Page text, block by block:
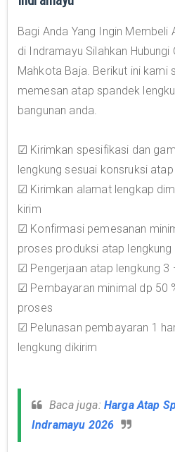
Bagi Anda Yang Ingin Membeli
di Indramayu Silahkan
Mahkota Baja. Berikut ini kami
memesan atap spandek
bangunan anda.
☑ Kirimkan spesifikasi dan
lengkung sesuai konsruksi
☑ Kirimkan alamat lengkap
kirim
☑ Konfirmasi pemesanan
proses produksi atap lengkung
☑ Pengerjaan atap lengkung 3
☑ Pembayaran minimal dp 50
proses
☑ Pelunasan pembayaran 1
lengkung dikirim
Baca juga: Harga Atap
Indramayu 2026